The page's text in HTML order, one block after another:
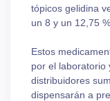
tópicos gelidina
un 8 y un 12,75
Estos
por el laboratorio
distribuidores
dispensarán a